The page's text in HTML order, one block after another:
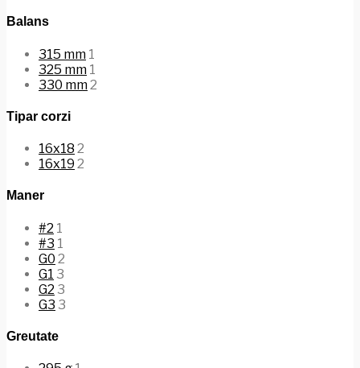
Balans
315 mm 1
325 mm 1
330 mm2
Tipar corzi
16x18 2
16x19 2
Maner
#2 1
#3 1
G0 2
G1 3
G2 3
G3 3
Greutate